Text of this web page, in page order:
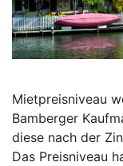
Mietpreisniveau
Bamberger
diese nach der
Das Preisniveau